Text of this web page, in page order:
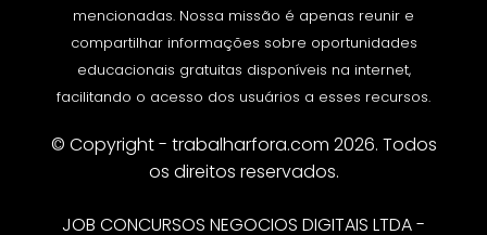
mencionadas. Nossa missão é apenas reunir e
compartilhar informações sobre oportunidades
educacionais gratuitas disponíveis na internet,
facilitando o acesso dos usuários a esses recursos.
© Copyright - trabalharfora.com 2026. Todos
os direitos reservados.
JOB CONCURSOS NEGOCIOS DIGITAIS LTDA -